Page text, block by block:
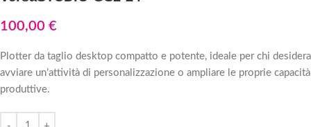
100,00 €
Plotter da taglio desktop compatto e potente, ideale per chi desidera
avviare un’attività di personalizzazione o ampliare le proprie capacità
produttive.